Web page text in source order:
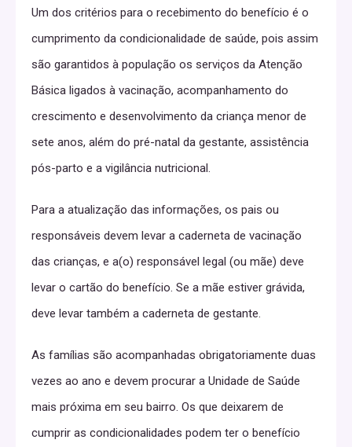
Um dos critérios para o recebimento do benefício é o
cumprimento da condicionalidade de saúde, pois assim
são garantidos à população os serviços da Atenção
Básica ligados à vacinação, acompanhamento do
crescimento e desenvolvimento da criança menor de
sete anos, além do pré-natal da gestante, assistência
pós-parto e a vigilância nutricional.
Para a atualização das informações, os pais ou
responsáveis devem levar a caderneta de vacinação
das crianças, e a(o) responsável legal (ou mãe) deve
levar o cartão do benefício. Se a mãe estiver grávida,
deve levar também a caderneta de gestante.
As famílias são acompanhadas obrigatoriamente duas
vezes ao ano e devem procurar a Unidade de Saúde
mais próxima em seu bairro. Os que deixarem de
cumprir as condicionalidades podem ter o benefício